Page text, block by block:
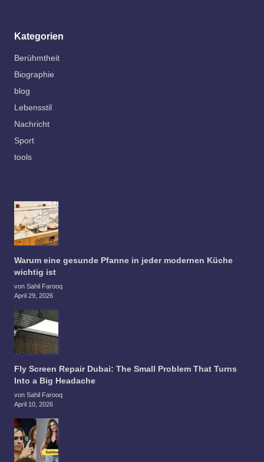
Kategorien
Berühmtheit
Biographie
blog
Lebensstil
Nachricht
Sport
tools
Warum eine gesunde Pfanne in jeder modernen Küche
wichtig ist
von Sahil Farooq
April 29, 2026
Fly Screen Repair Dubai: The Small Problem That Turns
Into a Big Headache
von Sahil Farooq
April 10, 2026